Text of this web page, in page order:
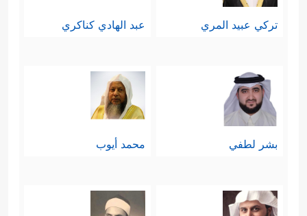
تركي عبيد المري عبد الهادي كناكري
بشر لطفي محمد أيوب